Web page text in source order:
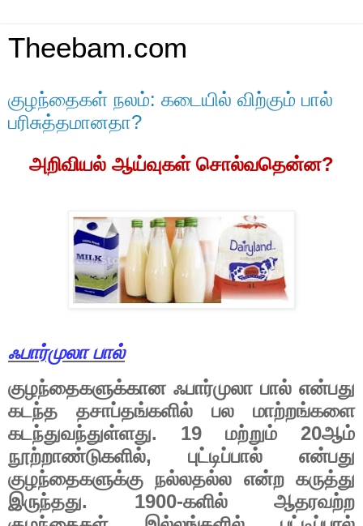
Theebam.com
குழந்தைகள் நலம்: கடையில் விற்கும் பால்
பரிசுத்தமானதா?
அறிவியல் ஆய்வுகள் சொல்வதென்ன?
ஃபார்முலா பால்
குழந்தைகளுக்கான ஃபார்முலா பால் என்பது
கடந்த
தசாப்தங்களில் பல
மாற்றங்களை
கடந்துவந்துள்ளது. 19 மற்றும் 20ஆம்
நூற்றாண்டுகளில், புட்டிப்பால்
என்பது
குழந்தைகளுக்கு நல்லதல்ல என்ற கருத்து
இருந்தது. 1900-களில்
ஆதரவற்ற